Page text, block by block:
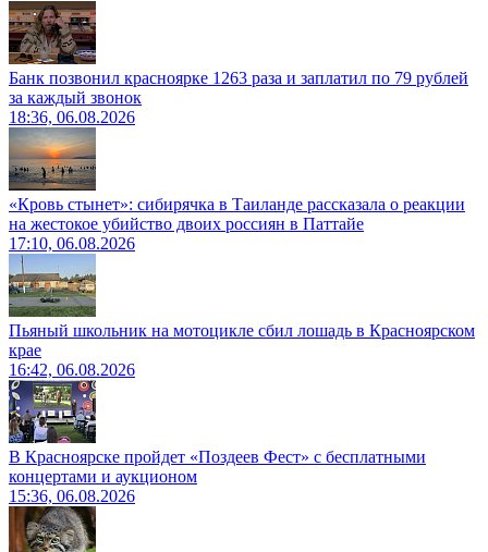
Банк позвонил красноярке 1263 раза и заплатил по 79 рублей
за каждый звонок
18:36, 06.08.2026
«Кровь стынет»: сибирячка в Таиланде рассказала о реакции
на жестокое убийство двоих россиян в Паттайе
17:10, 06.08.2026
Пьяный школьник на мотоцикле сбил лошадь в Красноярском
крае
16:42, 06.08.2026
В Красноярске пройдет «Поздеев Фест» с бесплатными
концертами и аукционом
15:36, 06.08.2026